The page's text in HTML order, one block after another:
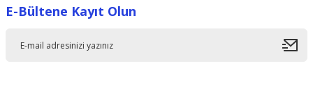
Ürün resmi kalitesiz, bozuk veya görüntülenemiyor.
E-Bültene Kayıt Olun